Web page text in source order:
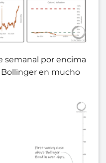
semanal por encima
en mucho